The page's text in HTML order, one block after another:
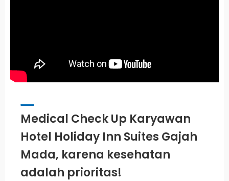
Medical Check Up Karyawan
Hotel Holiday Inn Suites Gajah
Mada, karena kesehatan
adalah prioritas!